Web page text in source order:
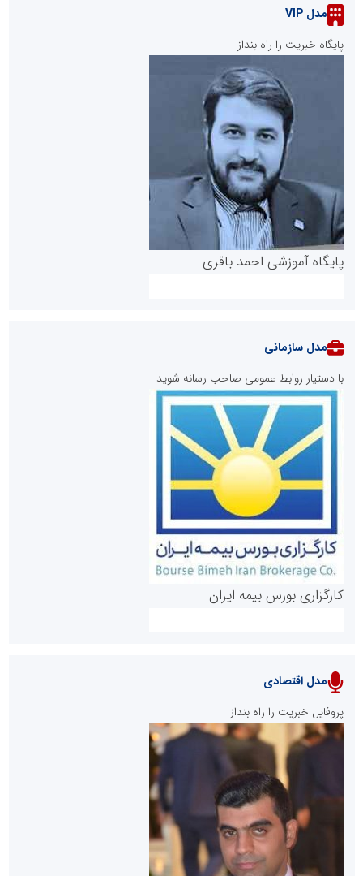
مدل VIP
پایگاه خبریت را راه بنداز
پایگاه آموزشی احمد باقری
روابط عمومی خبرگزاری گزارش خبر
پایگاه خبری نهضت ملی مسکن
مدل سازمانی
با دستیار روابط عمومی صاحب رسانه شوید
کارگزاری بورس بیمه ایران
سازمان بورس و اوراق بهادار
مرجع اخبار موثق در بازارسرمایه
مدل اقتصادی
پروفایل خبریت را راه بنداز